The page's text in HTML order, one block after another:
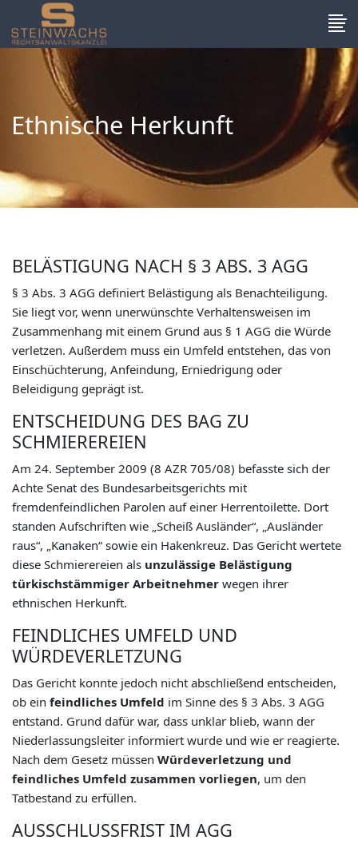
Ethnische Herkunft
BELÄSTIGUNG NACH § 3 ABS. 3 AGG
§ 3 Abs. 3 AGG definiert Belästigung als Benachteiligung.
Sie liegt vor, wenn unerwünschte Verhaltensweisen im
Zusammenhang mit einem Grund aus § 1 AGG die Würde
verletzen. Außerdem muss ein Umfeld entstehen, das von
Einschüchterung, Anfeindung, Erniedrigung oder
Beleidigung geprägt ist.
ENTSCHEIDUNG DES BAG ZU
SCHMIEREREIEN
Am 24. September 2009 (8 AZR 705/08) befasste sich der
Achte Senat des Bundesarbeitsgerichts mit
fremdenfeindlichen Parolen auf einer Herrentoilette. Dort
standen Aufschriften wie „Scheiß Ausländer“, „Ausländer
raus“, „Kanaken“ sowie ein Hakenkreuz. Das Gericht wertete
diese Schmierereien als unzulässige Belästigung
türkischstämmiger Arbeitnehmer wegen ihrer
ethnischen Herkunft.
FEINDLICHES UMFELD UND
WÜRDEVERLETZUNG
Das Gericht konnte jedoch nicht abschließend entscheiden,
ob ein feindliches Umfeld im Sinne des § 3 Abs. 3 AGG
entstand. Grund dafür war, dass unklar blieb, wann der
Niederlassungsleiter informiert wurde und wie er reagierte.
Nach dem Gesetz müssen Würdeverletzung und
feindliches Umfeld zusammen vorliegen, um den
Tatbestand zu erfüllen.
AUSSCHLUSSFRIST IM AGG